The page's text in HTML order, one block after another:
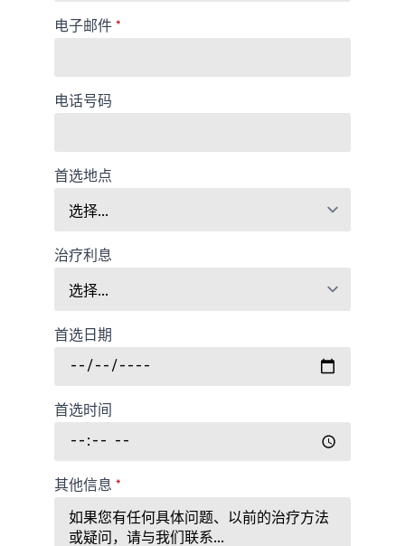
电子邮件 *
电话号码
首选地点
治疗利息
首选日期
首选时间
其他信息 *